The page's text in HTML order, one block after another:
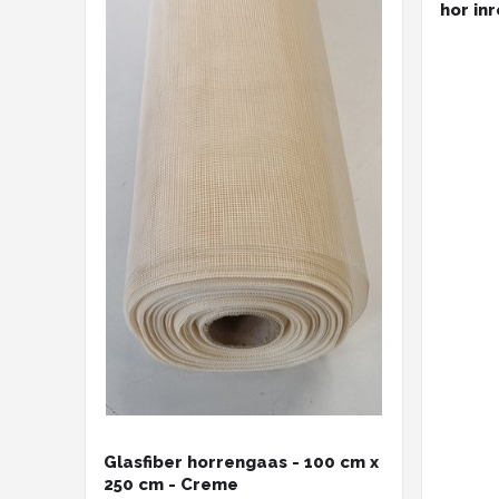
Glasfiber horrengaas - 100 cm x
250 cm - Creme
hor